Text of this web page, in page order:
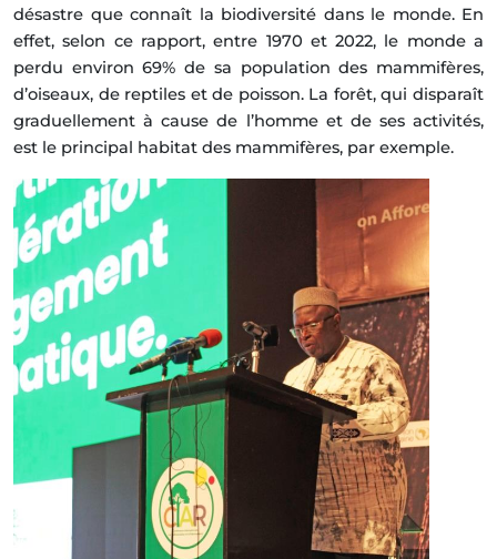
désastre que connaît la biodiversité dans le monde. En
effet, selon ce rapport, entre 1970 et 2022, le monde a
perdu environ 69% de sa population des mammifères,
d’oiseaux, de reptiles et de poisson. La forêt, qui disparaît
graduellement à cause de l’homme et de ses activités,
est le principal habitat des mammifères, par exemple.